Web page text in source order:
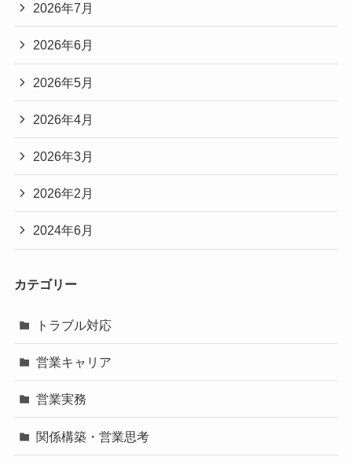
2026年7月
2026年6月
2026年5月
2026年4月
2026年3月
2026年2月
2024年6月
カテゴリー
トラブル対応
営業キャリア
営業実務
関係構築・営業思考